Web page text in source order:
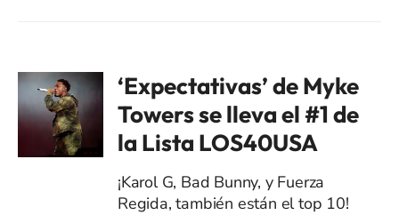
‘Expectativas’ de Myke
Towers se lleva el #1 de
la Lista LOS40USA
¡Karol G, Bad Bunny, y Fuerza
Regida, también están el top 10!